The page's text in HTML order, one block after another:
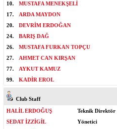
10.
MUSTAFA MENEKŞELİ
17.
ARDA MAYDON
20.
DEVRİM ERDOĞAN
24.
BARIŞ DAĞ
26.
MUSTAFA FURKAN TOPÇU
27.
AHMET CAN KIRŞAN
77.
AYKUT KAMUZ
99.
KADİR EROL
Club Staff
HALİL ERDOĞUŞ
Teknik Direktör
SEDAT İZZİGİL
Yönetici